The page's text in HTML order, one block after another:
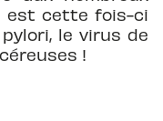
est cette fois-ci
le virus de
!